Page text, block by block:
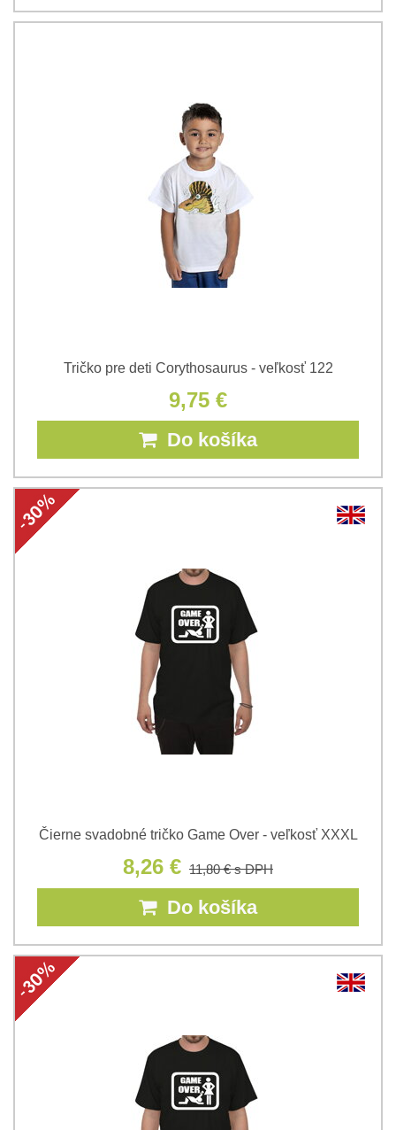
Tričko pre deti Corythosaurus - veľkosť 122
9,75 €
Do košíka
Čierne svadobné tričko Game Over - veľkosť XXXL
8,26 € 11,80 €s DPH
Do košíka